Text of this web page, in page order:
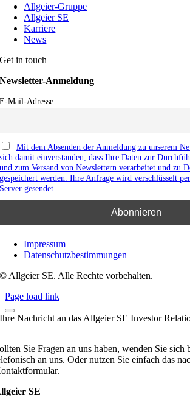
Allgeier-Gruppe
Allgeier SE
Karriere
News
Get in touch
Newsletter-Anmeldung
E-Mail-Adresse
Mit dem Absenden der Anmeldung zu unserem
sich damit einverstanden, dass Ihre Daten zur
und zum Versand von Newslettern verarbeitet und zu
gespeichert werden. Ihre Anfrage wird verschlüsselt
Server gesendet.
Impressum
Datenschutzbestimmungen
© Allgeier SE. Alle Rechte vorbehalten.
Page load link
Ihre Nachricht an das Allgeier SE Investor
Sie Fragen an uns haben, wenden Sie
an uns. Oder nutzen Sie einfach das
SE